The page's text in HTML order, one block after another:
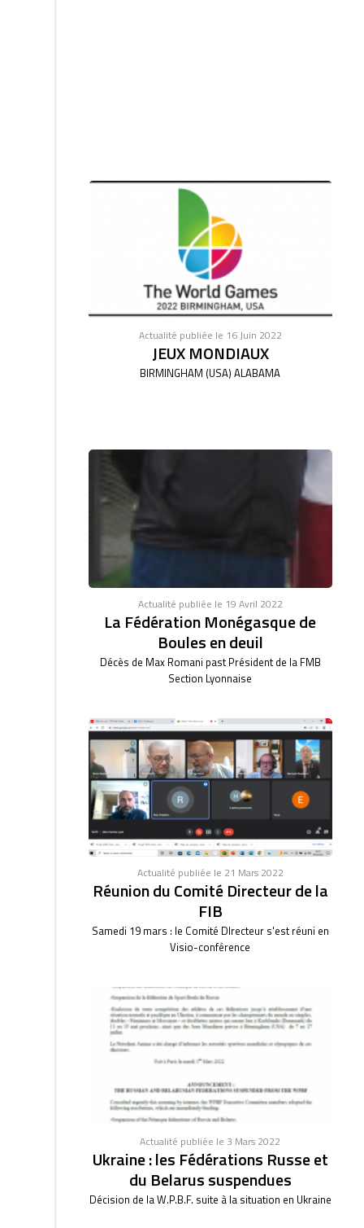
Actualité publiée le 16 Juin 2022
JEUX MONDIAUX
BIRMINGHAM (USA) ALABAMA
Actualité publiée le 19 Avril 2022
La Fédération Monégasque de
Boules en deuil
Décès de Max Romani past Président de la FMB
Section Lyonnaise
Actualité publiée le 21 Mars 2022
Réunion du Comité Directeur de la
FIB
Samedi 19 mars : le Comité DIrecteur s'est réuni en
Visio-conférence
Actualité publiée le 3 Mars 2022
Ukraine : les Fédérations Russe et
du Belarus suspendues
Décision de la W.P.B.F. suite à la situation en Ukraine